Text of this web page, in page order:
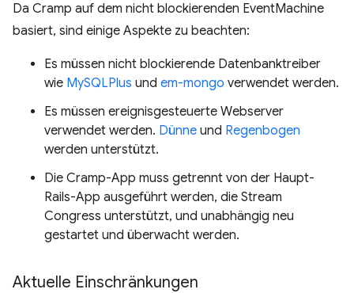
Da Cramp auf dem nicht blockierenden EventMachine
basiert, sind einige Aspekte zu beachten:
Es müssen nicht blockierende Datenbanktreiber
wie MySQLPlus und em-mongo verwendet werden.
Es müssen ereignisgesteuerte Webserver
verwendet werden. Dünne und Regenbogen
werden unterstützt.
Die Cramp-App muss getrennt von der Haupt-
Rails-App ausgeführt werden, die Stream
Congress unterstützt, und unabhängig neu
gestartet und überwacht werden.
Aktuelle Einschränkungen